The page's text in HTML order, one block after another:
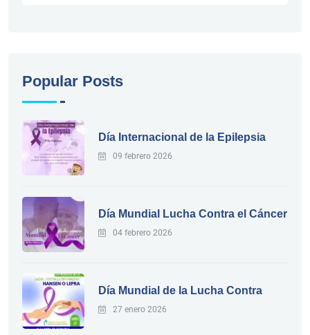
Popular Posts
Día Internacional de la Epilepsia
09 febrero 2026
Día Mundial Lucha Contra el Cáncer
04 febrero 2026
Día Mundial de la Lucha Contra
27 enero 2026